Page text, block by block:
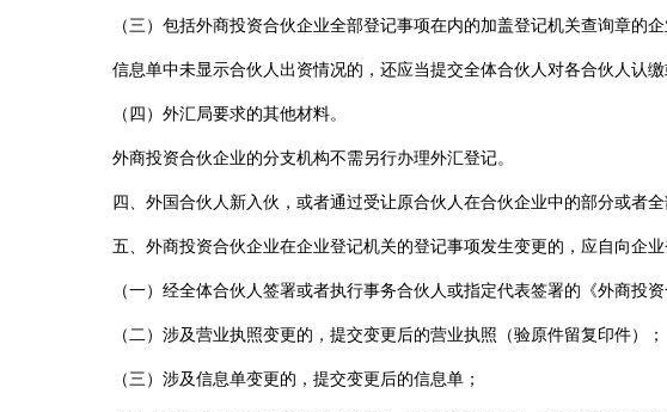
（三）包括外商投资合伙企业全部登记事项在内的加盖登记机关查询章的
信息单中未显示合伙人出资情况的，还应当提交全体合伙人对各合伙人认
（四）外汇局要求的其他材料。
外商投资合伙企业的分支机构不需另行办理外汇登记。
四、外国合伙人新入伙，或者通过受让原合伙人在合伙企业中的部分或者
五、外商投资合伙企业在企业登记机关的登记事项发生变更的，应自向企
（一）经全体合伙人签署或者执行事务合伙人或指定代表签署的《外商投
（二）涉及营业执照变更的，提交变更后的营业执照（验原件留复印件）；
（三）涉及信息单变更的，提交变更后的信息单；